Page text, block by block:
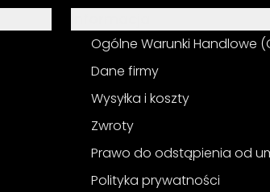
Ogólne Warunki Handlowe
Dane firmy
Wysyłka i koszty
Zwroty
Prawo do odstąpienia od
Polityka prywatności